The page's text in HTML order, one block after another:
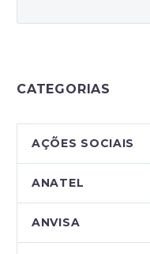
CATEGORIAS
AÇÕES SOCIAIS
ANATEL
ANVISA